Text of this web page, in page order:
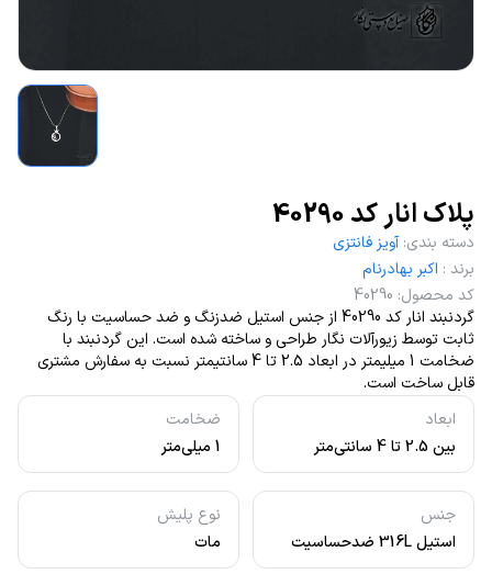
پلاک انار کد 40290
ابعاد
بین 2.5 تا 4 سانتی‌متر
ضخامت
1 میلی‌متر
جنس
استیل 316L ضدحساسیت
نوع پلیش
مات
دسته بندی: آویز فانتزی
برند : اکبر بهادرنام
کد محصول:
40290
گردنبند انار کد 40290 از جنس استیل ضدزنگ و ضد حساسیت با رنگ
ثابت توسط زیورآلات نگار طراحی و ساخته شده است. این گردنبند با
ضخامت 1 میلیمتر در ابعاد 2.5 تا 4 سانتیمتر نسبت به سفارش مشتری
قابل ساخت است.